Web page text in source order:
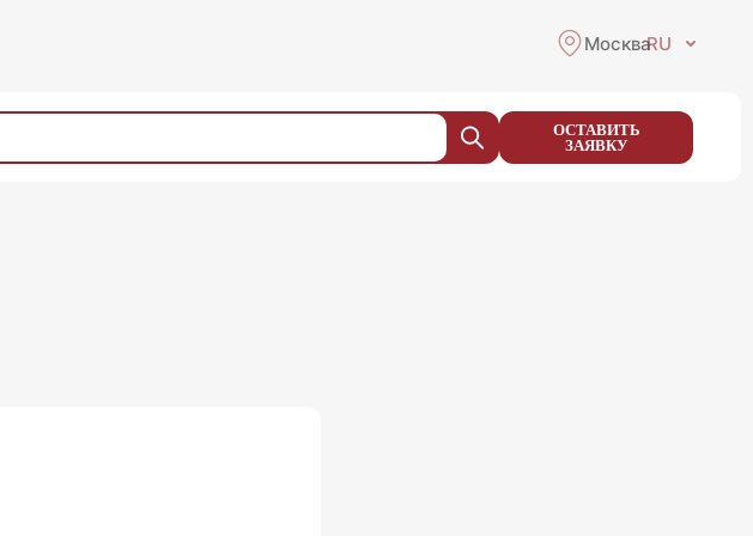
МоскваRU
ОСТАВИТЬ
ЗАЯВКУ